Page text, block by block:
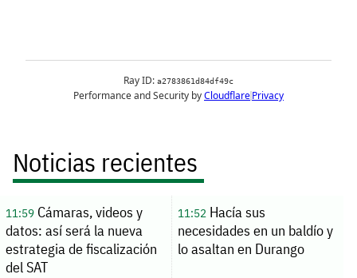
Noticias recientes
11:59Cámaras, videos y
datos: así será la nueva
estrategia de fiscalización
del SAT
11:52Hacía sus
necesidades en un baldío y
lo asaltan en Durango